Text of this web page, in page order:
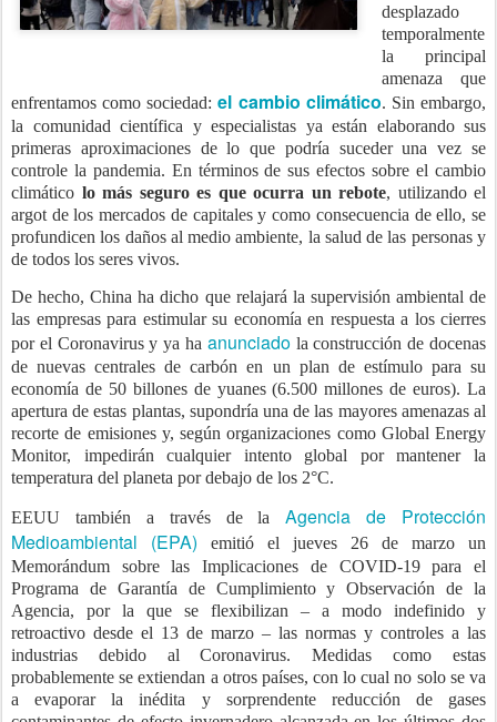
desplazado
temporalmente
la principal
amenaza que
enfrentamos como sociedad:el cambio climático. Sin embargo,
la comunidad científica y especialistas ya están elaborando sus
primeras aproximaciones de lo que podría suceder una vez se
controle la pandemia. En términos de sus efectos sobre el cambio
climático lo más seguro es que ocurra un rebote, utilizando el
argot de los mercados de capitales y como consecuencia de ello, se
profundicen los daños al medio ambiente, la salud de las personas y
de todos los seres vivos.
De hecho, China ha dicho que relajará la supervisión ambiental de
las empresas para estimular su economía en respuesta a los cierres
por el Coronavirus y ya ha anunciadola construcción de docenas
de nuevas centrales de carbón en un plan de estímulo para su
economía de 50 billones de yuanes (6.500 millones de euros). La
apertura de estas plantas, supondría una de las mayores amenazas al
recorte de emisiones y, según organizaciones como Global Energy
Monitor, impedirán cualquier intento global por mantener la
temperatura del planeta por debajo de los 2°C.
EEUU también a través de laAgencia de Protección
Medioambiental (EPA) emitió el jueves 26 de marzo un
Memorándum sobre las Implicaciones de COVID-19 para el
Programa de Garantía de Cumplimiento y Observación de la
Agencia, por la que se flexibilizan – a modo indefinido y
retroactivo desde el 13 de marzo – las normas y controles a las
industrias debido al Coronavirus. Medidas como estas
probablemente se extiendan a otros países, con lo cual no solo se va
a evaporar la inédita y sorprendente reducción de gases